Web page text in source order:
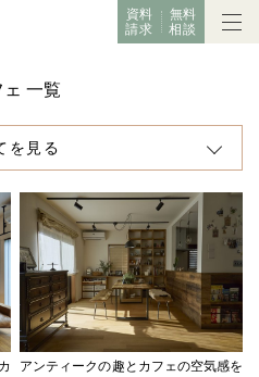
資料
請求
無料
相談
ェ 一覧
を見る
アンティークの趣とカフェの空気感を